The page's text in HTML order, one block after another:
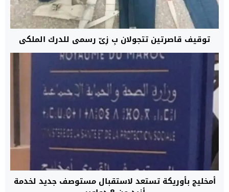
توقيف قاصرتين تتجولان بِ زِيّ رسمي للدرك الملكي
أمخليج بأوريكة تستعد لاستقبال مستوصف جديد لخدمة